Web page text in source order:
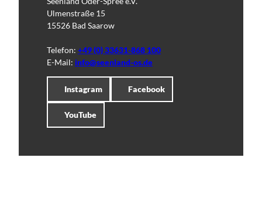
Ulmenstraße 15
15526 Bad Saarow
Telefon: +49 (0) 33631-868 100
E-Mail: info@seenland-os.de
Instagram Facebook
YouTube